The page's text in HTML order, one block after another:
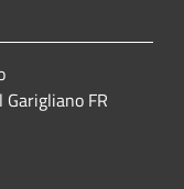
FR